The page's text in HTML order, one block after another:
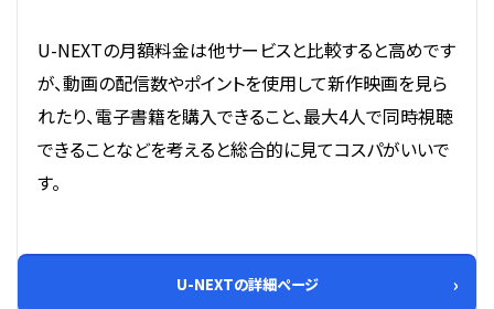
U-NEXTの月額料金は他サービスと比較すると高めです
が、動画の配信数やポイントを使用して新作映画を見ら
れたり、電子書籍を購入できること、最大4人で同時視聴
できることなどを考えると総合的に見てコスパがいいで
す。
U-NEXTの詳細ページ